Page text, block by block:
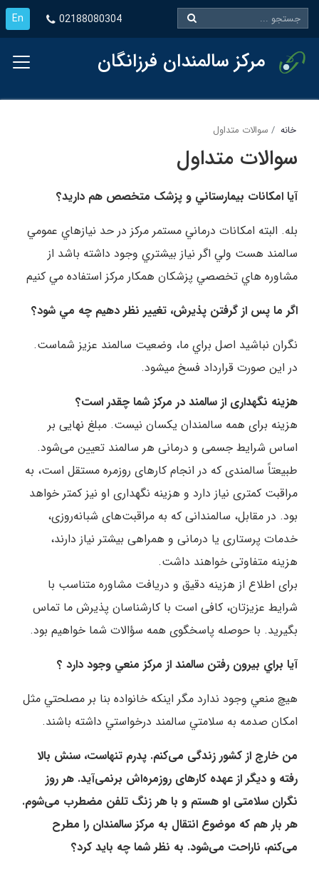
En 02188080304
مرکز سالمندان فرزانگان
خانه سوالات متداول
سوالات متداول
آيا امکانات بيمارستاني و پزشک متخصص هم داريد؟
بله. البته امکانات درماني مستمر مرکز در حد نيازهاي عمومي
سالمند هست ولي اگر نياز بيشتري وجود داشته باشد از
مشاوره هاي تخصصي پزشکان همکار مرکز استفاده مي کنيم
اگر ما پس از گرفتن پذيرش، تغيير نظر دهيم چه مي شود؟
نگران نباشيد اصل براي ما، وضعيت سالمند عزيز شماست.
در این صورت قرارداد فسخ می‎شود.
هزینه نگهداری از سالمند در مرکز شما چقدر است؟
هزینه برای همه سالمندان یکسان نیست. مبلغ نهایی بر
اساس شرایط جسمی و درمانی هر سالمند تعیین می‌شود.
طبیعتاً سالمندی که در انجام کارهای روزمره مستقل است، به
مراقبت کمتری نیاز دارد و هزینه نگهداری او نیز کمتر خواهد
بود. در مقابل، سالمندانی که به مراقبت‌های شبانه‌روزی،
خدمات پرستاری یا درمانی و همراهی بیشتر نیاز دارند،
هزینه متفاوتی خواهند داشت.
برای اطلاع از هزینه دقیق و دریافت مشاوره متناسب با
شرایط عزیزتان، کافی است با کارشناسان پذیرش ما تماس
بگیرید. با حوصله پاسخگوی همه سؤالات شما خواهیم بود.
آيا براي بيرون رفتن سالمند از مرکز منعي وجود دارد ؟
هيچ منعي وجود ندارد مگر اينکه خانواده بنا بر مصلحتي مثل
امکان صدمه به سلامتي سالمند درخواستي داشته باشند.
من خارج از کشور زندگی می‌کنم. پدرم تنهاست، سنش بالا
رفته و دیگر از عهده کارهای روزمره‌اش برنمی‌آید. هر روز
نگران سلامتی او هستم و با هر زنگ تلفن مضطرب می‌شوم.
هر بار هم که موضوع انتقال به مرکز سالمندان را مطرح
می‌کنم، ناراحت می‌شود. به نظر شما چه باید کرد؟